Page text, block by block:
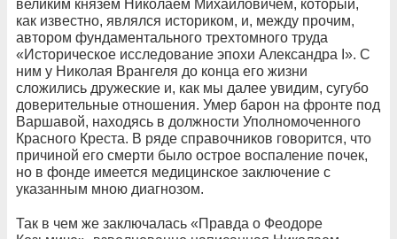
великим князем Николаем Михайловичем, который,
как известно, являлся историком, и, между прочим,
автором фундаментального трехтомного труда
«Историческое исследование эпохи Александра I». С
ним у Николая Врангеля до конца его жизни
сложились дружеские и, как мы далее увидим, сугубо
доверительные отношения. Умер барон на фронте под
Варшавой, находясь в должности Уполномоченного
Красного Креста. В ряде справочников говорится, что
причиной его смерти было острое воспаление почек,
но в фонде имеется медицинское заключение с
указанным мною диагнозом.
Так в чем же заключалась «Правда о Феодоре